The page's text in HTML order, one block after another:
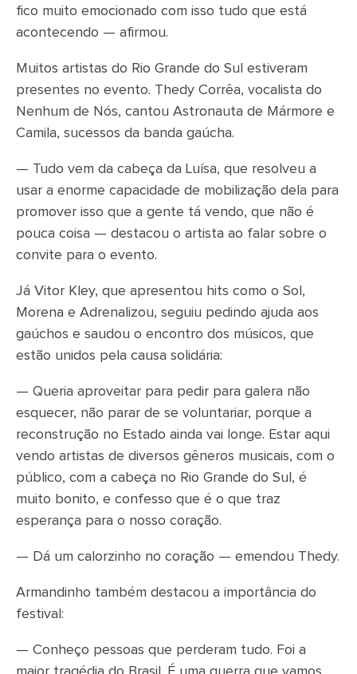
fico muito emocionado com isso tudo que está
acontecendo — afirmou.
Muitos artistas do Rio Grande do Sul estiveram
presentes no evento. Thedy Corrêa, vocalista do
Nenhum de Nós, cantou Astronauta de Mármore e
Camila, sucessos da banda gaúcha.
— Tudo vem da cabeça da Luísa, que resolveu a
usar a enorme capacidade de mobilização dela para
promover isso que a gente tá vendo, que não é
pouca coisa — destacou o artista ao falar sobre o
convite para o evento.
Já Vitor Kley, que apresentou hits como o Sol,
Morena e Adrenalizou, seguiu pedindo ajuda aos
gaúchos e saudou o encontro dos músicos, que
estão unidos pela causa solidária:
— Queria aproveitar para pedir para galera não
esquecer, não parar de se voluntariar, porque a
reconstrução no Estado ainda vai longe. Estar aqui
vendo artistas de diversos gêneros musicais, com o
público, com a cabeça no Rio Grande do Sul, é
muito bonito, e confesso que é o que traz
esperança para o nosso coração.
— Dá um calorzinho no coração — emendou Thedy.
Armandinho também destacou a importância do
festival:
— Conheço pessoas que perderam tudo. Foi a